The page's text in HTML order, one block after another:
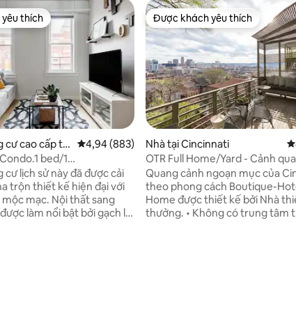
450 đánh giá
thích
thích
cư cao cấp tại Xếp hạng trung bình 4,94/5, 883 đánh giá
4,94 (883)
bed/1
Location
cư lịch sử này đã được cải
trộn thiết kế hiện đại với
mạc. Nội thất sang
làm nổi bật bởi gạch lộ
Được khách yêu thích
Được khách yêu thích
Nhà tại Cincinnati
OTR Full Home/Yard - Cảnh quan tuyệt
đẹp - Bãi đỗ xe miễn phí
Quang cảnh ngoạn mục của
theo phong cách Boutique-
Home được thiết kế bởi Nhà
thưởng. • Không có trung tâm thành phố